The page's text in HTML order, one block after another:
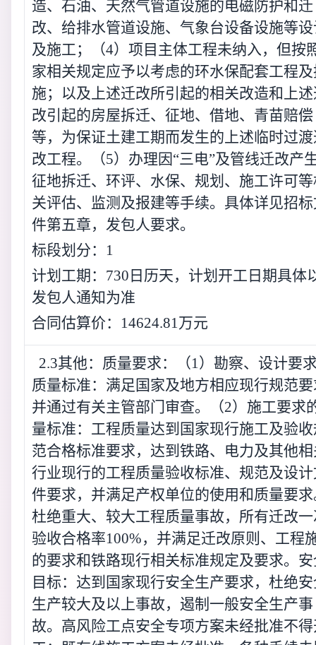
造、石油、天然气管道设施的电磁防护和迁
改、给排水管道设施、气象台设备设施等
及施工；（4）项目主体工程未纳入，但按
家相关规定应予以考虑的环水保配套工程
施；以及上述迁改所引起的相关改造和上
改引起的房屋拆迁、征地、借地、青苗赔偿
等，为保证土建工期而发生的上述临时过
改工程。（5）办理因“三电”及管线迁改产
征地拆迁、环评、水保、规划、施工许可
关评估、监测及报建等手续。具体详见招
件第五章，发包人要求。
标段划分：1
计划工期：730日历天，计划开工日期具体
发包人通知为准
合同估算价：14624.81万元
2.3其他：质量要求：（1）勘察、设计要
质量标准：满足国家及地方相应现行规范
并通过有关主管部门审查。（2）施工要求
量标准：工程质量达到国家现行施工及验
范合格标准要求，达到铁路、电力及其他
行业现行的工程质量验收标准、规范及设
件要求，并满足产权单位的使用和质量要
杜绝重大、较大工程质量事故，所有迁改
验收合格率100%，并满足迁改原则、工程
的要求和铁路现行相关标准规定及要求。
目标：达到国家现行安全生产要求，杜绝
生产较大及以上事故，遏制一般安全生产事
故。高风险工点安全专项方案未经批准不